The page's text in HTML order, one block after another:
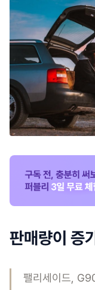
판매량이 증
팰리세이드,